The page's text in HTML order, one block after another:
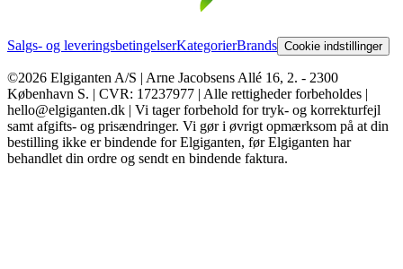
Salgs- og leveringsbetingelserKategorierBrands Cookie indstillinger
©2026 Elgiganten A/S | Arne Jacobsens Allé 16, 2. - 2300
København S. | CVR: 17237977 | Alle rettigheder forbeholdes |
hello@elgiganten.dk | Vi tager forbehold for tryk- og korrekturfejl
samt afgifts- og prisændringer. Vi gør i øvrigt opmærksom på at din
bestilling ikke er bindende for Elgiganten, før Elgiganten har
behandlet din ordre og sendt en bindende faktura.